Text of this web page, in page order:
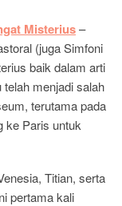
Misterius–
(juga Simfoni
baik dalam arti
menjadi salah
terutama pada
ke Paris untuk
Titian, serta
pertama kali